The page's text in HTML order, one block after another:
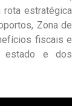
rota estratégica
Zona de
fiscais e
estado e dos